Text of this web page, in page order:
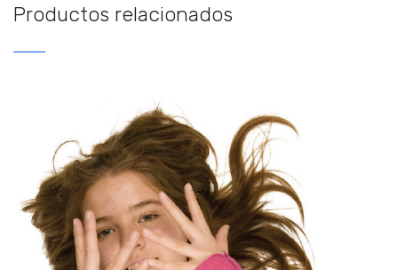
Productos relacionados